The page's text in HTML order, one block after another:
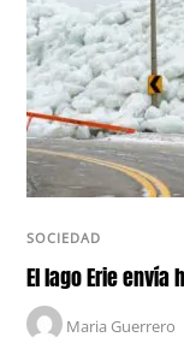
SOCIEDAD
El lago Erie
Maria Guerrero